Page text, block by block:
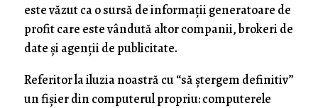
este văzut ca o sursă de informații generatoare de
profit care este vândută altor companii, brokeri de
date și agenții de publicitate.
Referitor la iluzia noastră cu “să ștergem definitiv”
un fișier din computerul propriu: computerele